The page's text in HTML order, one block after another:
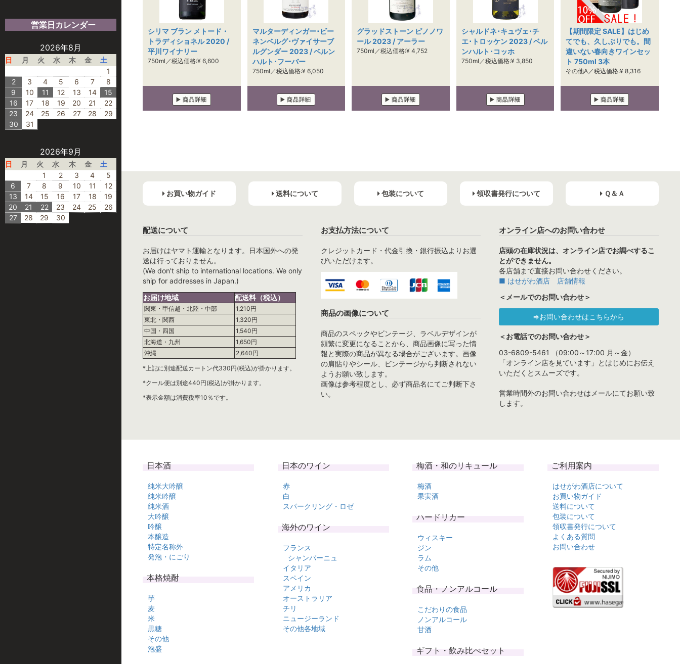
営業日カレンダー
2026年8月
日 月 火 水 木 金
土
1
2
3 4 5 6 7
8
9
10 11 12 13 14
15
16
17 18 19 20 21
22
23
24 25 26 27 28
29
30
31
2026年9月
日 月 火 水 木 金
土
1
2 3 4
5
6
7 8 9 10 11
12
13
14 15 16 17 18
19
20
21 22 23 24 25
26
27
28 29 30
シリマ ブラン メトード・
トラディショネル 2020 /
平川ワイナリー
750ml／税込価格:¥ 6,600
マルターディンガー･ビー
ネンベルグ･ヴァイサーブ
ルグンダー 2023 / ベルン
ハルト･フーバー
750ml／税込価格:¥ 6,050
グラッドストーン ピノノワ
ール 2023 / アーラー
750ml／税込価格:¥ 4,752
シャルドネ･キュヴェ･チ
エ･トロッケン 2023 / ベル
ンハルト･コッホ
750ml／税込価格:¥ 3,850
【期間限定 SALE】はじめ
てでも、久しぶりでも。間
違いない春向きワインセッ
ト 750ml 3本
その他A／税込価格:¥ 8,316
お買い物ガイド 送料について 包装について 領収書発行について Ｑ＆Ａ
配送について
お届けはヤマト運輸となります。日本国外への発
送は行っておりません。
(We don't ship to international locations. We only
ship for addresses in Japan.)
お届け地域
配送料（税込）
関東・甲信越・北陸・中部
1,210円
東北・関西
1,320円
中国・四国
1,540円
北海道・九州
1,650円
沖縄
2,640円
*上記に別途配送カートン代330円(税込)が掛かります。
*クール便は別途440円(税込)が掛かります。
*表示金額は消費税率10％です。
お支払方法について
クレジットカード・代金引換・銀行振込よりお選
びいただけます。
商品の画像について
商品のスペックやビンテージ、ラベルデザインが
頻繁に変更になることから、商品画像に写った情
報と実際の商品が異なる場合がございます。画像
の肩貼りやシール、ビンテージから判断されない
ようお願い致します。
画像は参考程度とし、必ず商品名にてご判断下さ
い。
オンライン店へのお問い合わせ
店頭の在庫状況は、オンライン店でお調べするこ
とができません。
各店舗まで直接お問い合わせください。
■ はせがわ酒店 店舗情報
＜メールでのお問い合わせ＞
⇒お問い合わせはこちらから
＜お電話でのお問い合わせ＞
03-6809-5461 （09:00～17:00 月～金）
「オンライン店を見ています」とはじめにお伝え
いただくとスムーズです。
営業時間外のお問い合わせはメールにてお願い致
します。
日本酒
純米大吟醸
純米吟醸
純米酒
大吟醸
吟醸
本醸造
特定名称外
発泡・にごり
本格焼酎
芋
麦
米
黒糖
その他
泡盛
日本のワイン
赤
白
スパークリング・ロゼ
海外のワイン
フランス
シャンパーニュ
イタリア
スペイン
アメリカ
オーストラリア
チリ
ニュージーランド
その他各地域
梅酒・和のリキュール
梅酒
果実酒
ハードリカー
ウィスキー
ジン
ラム
その他
食品・ノンアルコール
こだわりの食品
ノンアルコール
甘酒
ギフト・飲み比べセット
ご利用案内
はせがわ酒店について
お買い物ガイド
送料について
包装について
領収書発行について
よくある質問
お問い合わせ